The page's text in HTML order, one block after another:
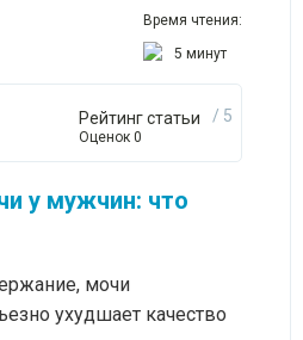
Время чтения:
5 минут
Рейтинг статьи / 5
Оценок 0
у мужчин: что
мочи
ухудшает качество